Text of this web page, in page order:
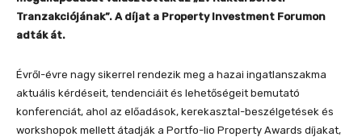
Tranzakciójának”. A díjat a Property Investment Forumon
adták át.
Évről-évre nagy sikerrel rendezik meg a hazai ingatlanszakma
aktuális kérdéseit, tendenciáit és lehetőségeit bemutató
konferenciát, ahol az előadások, kerekasztal-beszélgetések és
workshopok mellett átadják a Portfo-lio Property Awards díjakat,